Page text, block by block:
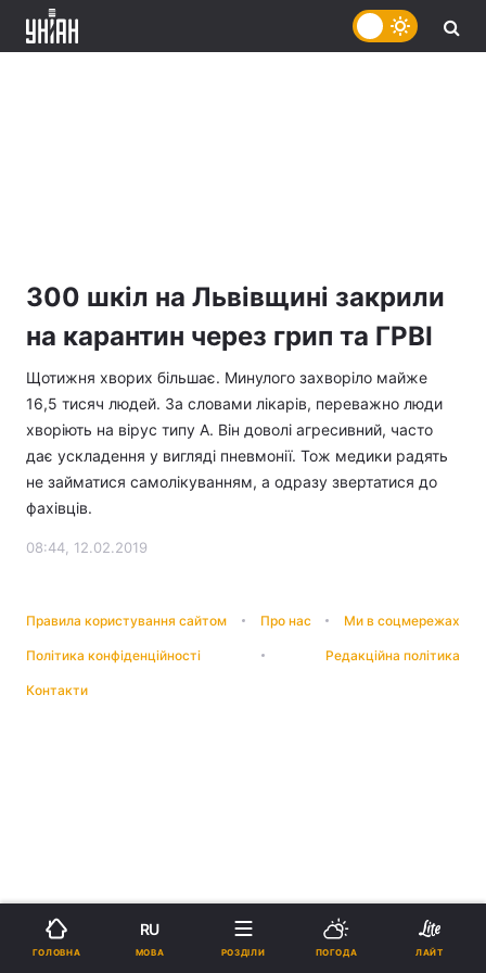
300 шкіл на Львівщині закрили
на карантин через грип та ГРВІ
Щотижня хворих більшає. Минулого захворіло майже
16,5 тисяч людей. За словами лікарів, переважно люди
хворіють на вірус типу А. Він доволі агресивний, часто
дає ускладення у вигляді пневмонії. Тож медики радять
не займатися самолікуванням, а одразу звертатися до
фахівців.
08:44, 12.02.2019
Правила користування сайтом Про нас Ми в соцмережах
Політика конфіденційності Редакційна політика
Контакти
ГОЛОВНА
RU
МОВА РОЗДІЛИ ПОГОДА ЛАЙТ